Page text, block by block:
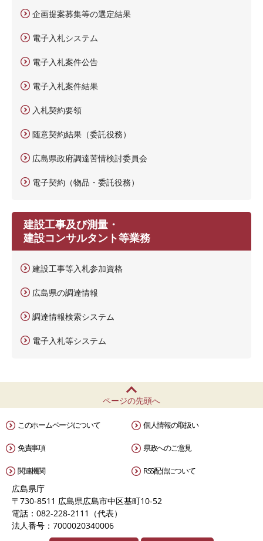
企画提案募集等の選定結果
電子入札システム
電子入札案件公告
電子入札案件結果
入札契約要領
随意契約結果（委託役務）
広島県政府調達苦情検討委員会
電子契約（物品・委託役務）
建設工事及び測量・
建設コンサルタント等業務
建設工事等入札参加資格
広島県の調達情報
調達情報検索システム
電子入札等システム
ページの先頭へ
このホームページについて 個人情報の取扱い
免責事項 県政へのご意見
関連機関 RSS配信について
広島県庁
〒730-8511 広島県広島市中区基町10-52
電話：082-228-2111（代表）
法人番号：7000020340006